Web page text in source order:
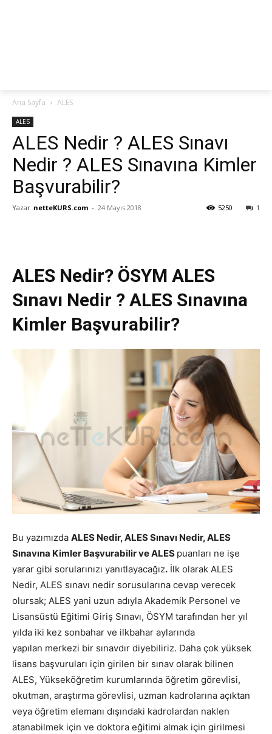
Ana Sayfa ALES
ALES
ALES Nedir ? ALES Sınavı
Nedir ? ALES Sınavına Kimler
Başvurabilir?
Yazar netteKURS.com - 24 Mayıs 2018 1
5250
ALES Nedir? ÖSYM ALES
Sınavı Nedir ? ALES Sınavına
Kimler Başvurabilir?
Bu yazımızda ALES Nedir, ALES Sınavı Nedir, ALES
Sınavına Kimler Başvurabilir ve ALES puanları ne işe
yarar gibi sorularınızı yanıtlayacağız. İlk olarak ALES
Nedir, ALES sınavı nedir sorusularına cevap verecek
olursak; ALES yani uzun adıyla Akademik Personel ve
Lisansüstü Eğitimi Giriş Sınavı, ÖSYM tarafından her yıl
yılda iki kez sonbahar ve ilkbahar aylarında
yapılan merkezi bir sınavdır diyebiliriz. Daha çok yüksek
lisans başvuruları için girilen bir sınav olarak bilinen
ALES, Yükseköğretim kurumlarında öğretim görevlisi,
okutman, araştırma görevlisi, uzman kadrolarına açıktan
veya öğretim elemanı dışındaki kadrolardan naklen
atanabilmek için ve doktora eğitimi almak için girilmesi